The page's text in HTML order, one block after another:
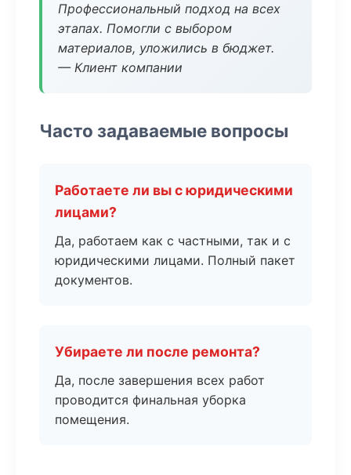
Профессиональный подход на всех
этапах. Помогли с выбором
материалов, уложились в бюджет.
— Клиент компании
Часто задаваемые вопросы
Работаете ли вы с юридическими
лицами?
Да, работаем как с частными, так и с
юридическими лицами. Полный пакет
документов.
Убираете ли после ремонта?
Да, после завершения всех работ
проводится финальная уборка
помещения.